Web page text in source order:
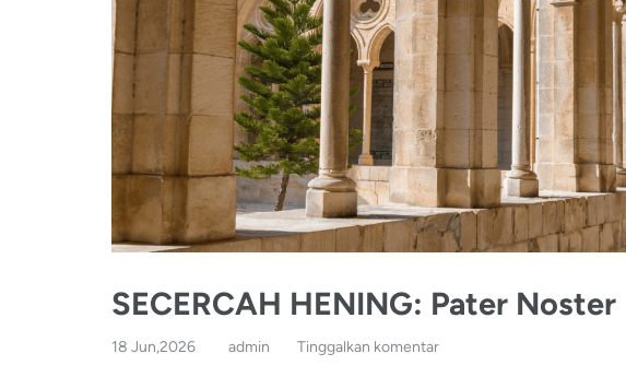
SECERCAH HENING: Pater Noster
18 Jun,2026 admin Tinggalkan komentar